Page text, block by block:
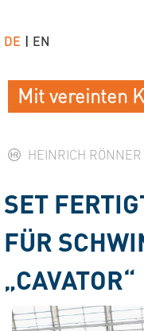
HEINRICH
SET
FÜR
„CAVATOR“
Mit vereinten
DE EN